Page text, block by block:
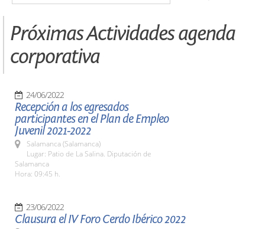
Próximas Actividades agenda
corporativa
24/06/2022
Recepción a los egresados
participantes en el Plan de Empleo
Juvenil 2021-2022
Salamanca (Salamanca)
Lugar: Patio de La Salina. Diputación de
Salamanca
Hora: 09:45 h.
23/06/2022
Clausura el IV Foro Cerdo Ibérico 2022